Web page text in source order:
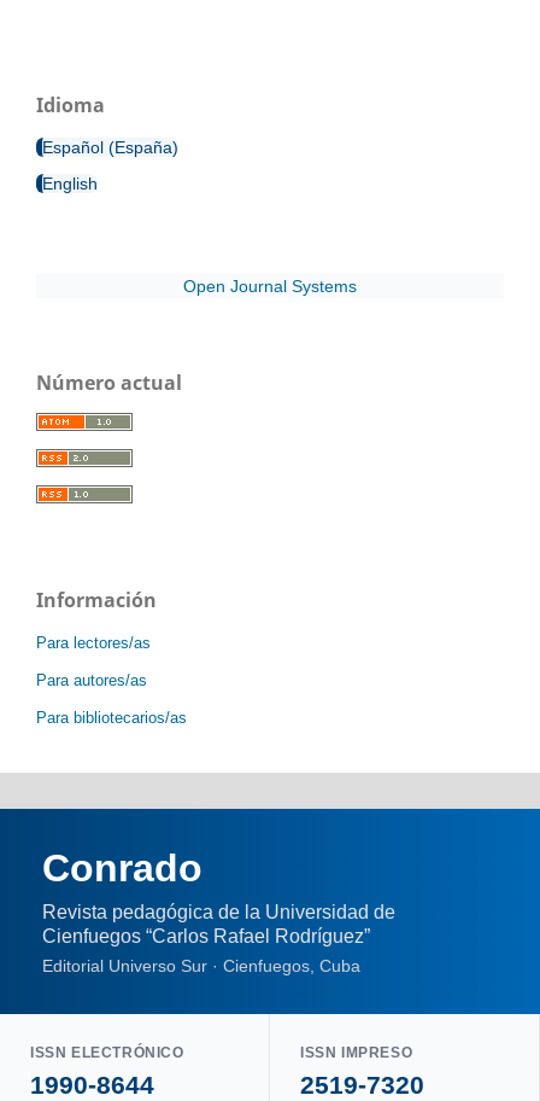
Idioma
Español (España)
English
Open Journal Systems
Número actual
Información
Para lectores/as
Para autores/as
Para bibliotecarios/as
Conrado
Revista pedagógica de la Universidad de
Cienfuegos “Carlos Rafael Rodríguez”
Editorial Universo Sur · Cienfuegos, Cuba
ISSN ELECTRÓNICO
1990-8644
ISSN IMPRESO
2519-7320